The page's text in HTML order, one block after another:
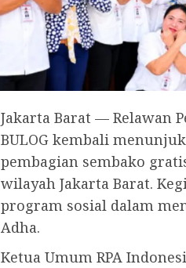
Jakarta Barat — Relawan
BULOG kembali
pembagian sembako
wilayah Jakarta Barat.
program sosial dalam
Adha.
Ketua Umum RPA